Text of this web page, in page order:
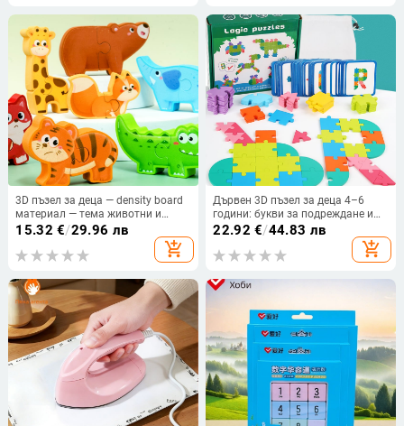
3D пъзел за деца — density board
материал — тема животни и
динозаври — образователна игра
15.32 €/29.96 лв
add_shopping_cart
Дървен 3D пъзел за деца 4–6
години: букви за подреждане и
логическо мислене
22.92 €/44.83 лв
add_shopping_cart